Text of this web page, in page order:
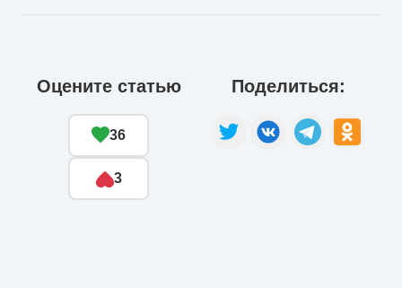
Оцените статью
36
3
Поделиться: